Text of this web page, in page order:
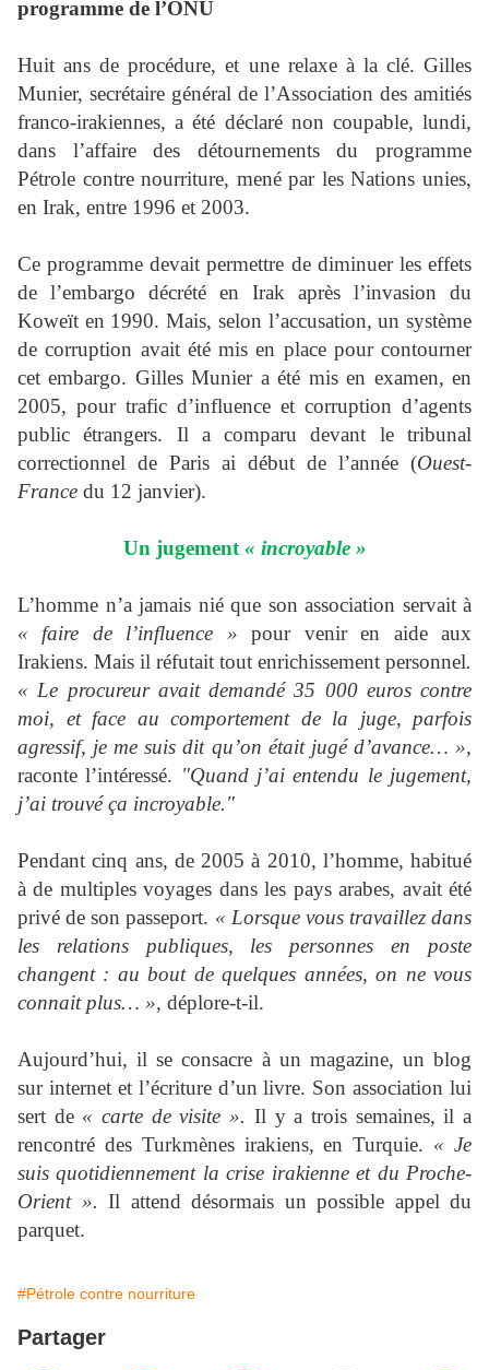
programme de l’ONU
Huit ans de procédure, et une relaxe à la clé. Gilles
Munier, secrétaire général de l’Association des amitiés
franco-irakiennes, a été déclaré non coupable, lundi,
dans l’affaire des détournements du programme
Pétrole contre nourriture, mené par les Nations unies,
en Irak, entre 1996 et 2003.
Ce programme devait permettre de diminuer les effets
de l’embargo décrété en Irak après l’invasion du
Koweït en 1990. Mais, selon l’accusation, un système
de corruption avait été mis en place pour contourner
cet embargo. Gilles Munier a été mis en examen, en
2005, pour trafic d’influence et corruption d’agents
public étrangers. Il a comparu devant le tribunal
correctionnel de Paris ai début de l’année (Ouest-
France du 12 janvier).
Un jugement « incroyable »
L’homme n’a jamais nié que son association servait à
« faire de l’influence » pour venir en aide aux
Irakiens. Mais il réfutait tout enrichissement personnel.
« Le procureur avait demandé 35 000 euros contre
moi, et face au comportement de la juge, parfois
agressif, je me suis dit qu’on était jugé d’avance… »,
raconte l’intéressé. "Quand j’ai entendu le jugement,
j’ai trouvé ça incroyable."
Pendant cinq ans, de 2005 à 2010, l’homme, habitué
à de multiples voyages dans les pays arabes, avait été
privé de son passeport. « Lorsque vous travaillez dans
les relations publiques, les personnes en poste
changent : au bout de quelques années, on ne vous
connait plus… », déplore-t-il.
Aujourd’hui, il se consacre à un magazine, un blog
sur internet et l’écriture d’un livre. Son association lui
sert de « carte de visite ». Il y a trois semaines, il a
rencontré des Turkmènes irakiens, en Turquie. « Je
suis quotidiennement la crise irakienne et du Proche-
Orient ». Il attend désormais un possible appel du
parquet.
#Pétrole contre nourriture
Partager